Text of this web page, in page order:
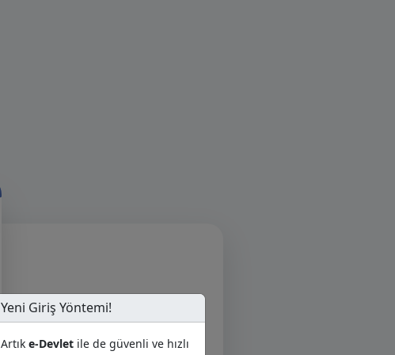
Yeni Giriş Yöntemi!
Artık e-Devlet ile de güvenli ve hızlı